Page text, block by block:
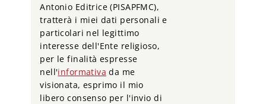
Antonio Editrice (PISAPFMC),
tratterà i miei dati personali e
particolari nel legittimo
interesse dell'Ente religioso,
per le finalità espresse
nell'informativa da me
visionata, esprimo il mio
libero consenso per l'invio di